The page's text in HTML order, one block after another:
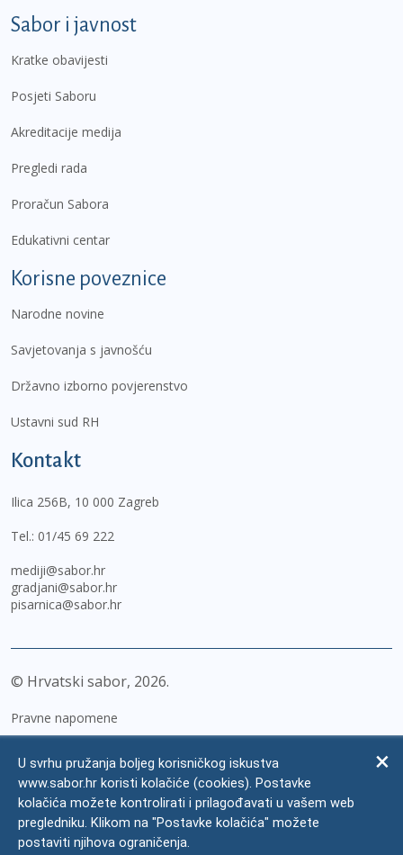
Sabor i javnost
Kratke obavijesti
Posjeti Saboru
Akreditacije medija
Pregledi rada
Proračun Sabora
Edukativni centar
Korisne poveznice
Narodne novine
Savjetovanja s javnošću
Državno izborno povjerenstvo
Ustavni sud RH
Kontakt
Ilica 256B, 10 000 Zagreb
Tel.: 01/45 69 222
mediji@sabor.hr
gradjani@sabor.hr
pisarnica@sabor.hr
© Hrvatski sabor, 2026
Pravne napomene
Zaštita osobnih podataka
Impressum
Česta pitanja
U svrhu pružanja boljeg korisničkog iskustva
www.sabor.hr koristi kolačiće (cookies). Postavke
kolačića možete kontrolirati i prilagođavati u vašem web
pregledniku. Klikom na "Postavke kolačića" možete
postaviti njihova ograničenja.